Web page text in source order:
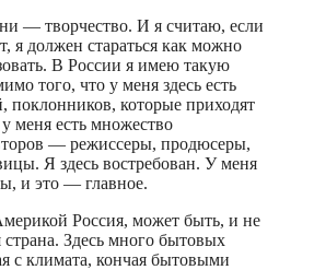
— творчество. И я считаю, если
я должен стараться как можно
В России я имею такую
того, что у меня здесь есть
поклонников, которые приходят
меня есть множество
— режиссеры, продюсеры,
Я здесь востребован. У меня
и это — главное.
Россия, может быть, и не
Здесь много бытовых
с климата, кончая бытовыми